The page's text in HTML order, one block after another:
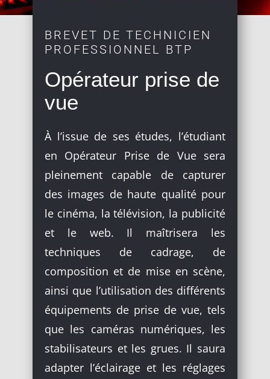
BREVET DE TECHNICIEN
PROFESSIONNEL BTP
Opérateur prise de
vue
À l’issue de ses études, l’étudiant
en Opérateur Prise de Vue sera
pleinement capable de capturer
des images de haute qualité pour
le cinéma, la télévision, la publicité
et le web. Il maîtrisera les
techniques de cadrage, de
composition et de mise en scène,
ainsi que l’utilisation des différents
équipements de prise de vue, tels
que les caméras numériques, les
stabilisateurs et les grues. Il saura
adapter l’éclairage et les réglages